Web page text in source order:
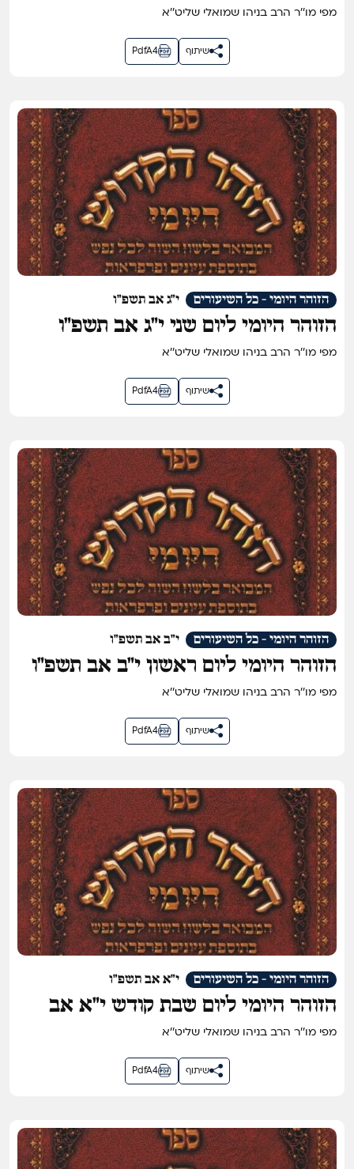
מפי מו''ר הרב בניהו שמואלי שליט''א
PdfA4 שיתוף
י"ג אב תשפ"ו הזוהר היומי - כל השיעורים
הזוהר היומי ליום שני י״ג אב תשפ״ו
מפי מו''ר הרב בניהו שמואלי שליט''א
PdfA4 שיתוף
י"ב אב תשפ"ו הזוהר היומי - כל השיעורים
הזוהר היומי ליום ראשון י״ב אב תשפ״ו
מפי מו''ר הרב בניהו שמואלי שליט''א
PdfA4 שיתוף
י"א אב תשפ"ו הזוהר היומי - כל השיעורים
הזוהר היומי ליום שבת קודש י״א אב
תשפ״ו
מפי מו''ר הרב בניהו שמואלי שליט''א
PdfA4 שיתוף